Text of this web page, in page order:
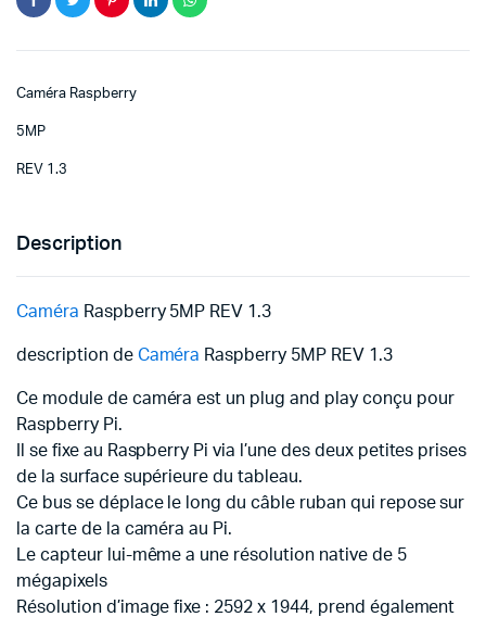
Caméra Raspberry
5MP
REV 1.3
Description
Caméra Raspberry 5MP REV 1.3
description de Caméra Raspberry 5MP REV 1.3
Ce module de caméra est un plug and play conçu pour
Raspberry Pi.
Il se fixe au Raspberry Pi via l’une des deux petites prises
de la surface supérieure du tableau.
Ce bus se déplace le long du câble ruban qui repose sur
la carte de la caméra au Pi.
Le capteur lui-même a une résolution native de 5
mégapixels
Résolution d’image fixe : 2592 x 1944, prend également